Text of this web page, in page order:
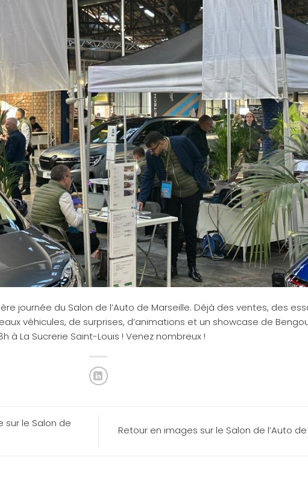
journée du Salon de l’Auto de Marseille. Déjà des ventes, des
véhicules, de surprises, d’animations et un showcase de
à La Sucrerie Saint-Louis ! Venez nombreux !
sur le Salon de
Retour en images sur le Salon de l’Auto